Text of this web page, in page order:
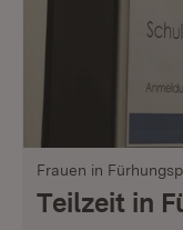
Frauen in
Teilzeit in